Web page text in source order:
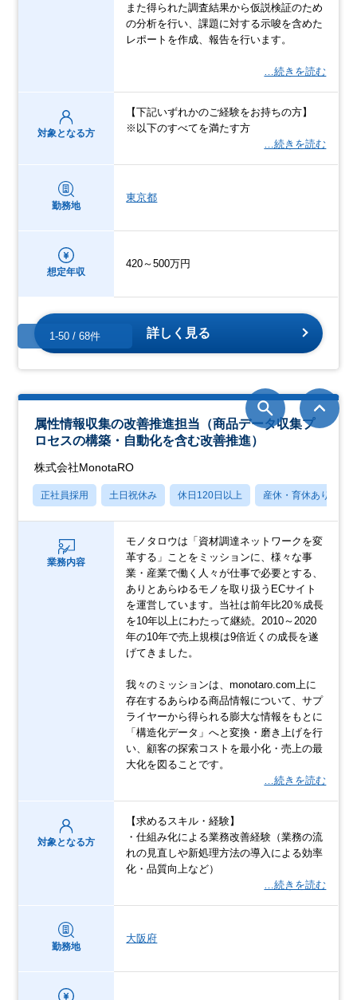
また得られた調査結果から仮説検証のため
の分析を行い、課題に対する示唆を含めた
レポートを作成、報告を行います。
…続きを読む
対象となる方
【下記いずれかのご経験をお持ちの方】
※以下のすべてを満たす方
…続きを読む
勤務地
東京都
想定年収
420～500万円
詳しく見る
属性情報収集の改善推進担当（商品データ収集プ
ロセスの構築・自動化を含む改善推進）
株式会社MonotaRO
正社員採用 土日祝休み 休日120日以上 産休・育休あり
業務内容
モノタロウは「資材調達ネットワークを変
革する」ことをミッションに、様々な事
業・産業で働く人々が仕事で必要とする、
ありとあらゆるモノを取り扱うECサイト
を運営しています。当社は前年比20％成長
を10年以上にわたって継続。2010～2020
年の10年で売上規模は9倍近くの成長を遂
げてきました。
我々のミッションは、monotaro.com上に
存在するあらゆる商品情報について、サプ
ライヤーから得られる膨大な情報をもとに
「構造化データ」へと変換・磨き上げを行
い、顧客の探索コストを最小化・売上の最
大化を図ることです。
…続きを読む
対象となる方
【求めるスキル・経験】
・仕組み化による業務改善経験（業務の流
れの見直しや新処理方法の導入による効率
化・品質向上など）
…続きを読む
勤務地
大阪府
1-50 / 68件